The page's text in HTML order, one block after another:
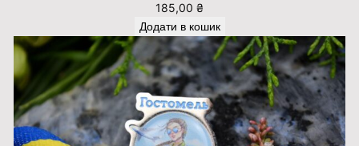
185,00 ₴
Додати в кошик